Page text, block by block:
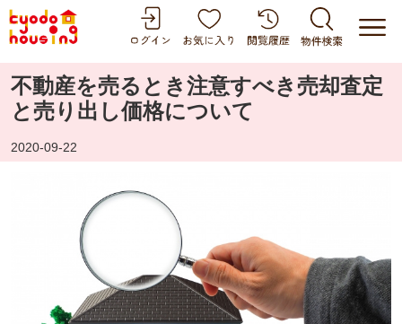
不動産を売るとき注意すべき売却査定
と売り出し価格について
2020-09-22